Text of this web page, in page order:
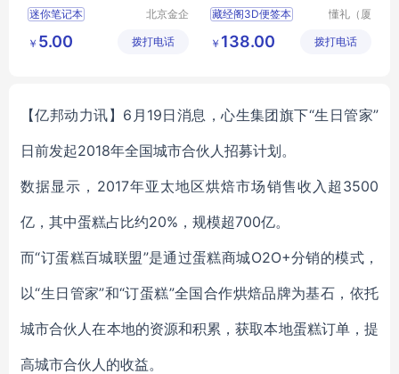
工批发印图 会议记录本低价
定制工厂
迷你笔记本
平装记事本
北京金企
有限公司
￥ 5.00 拨打电话
8
藏经阁3D便签本
懂礼会议送礼品给客户
懂礼（厦
链有限公
￥ 138.00 拨打电话
【亿邦动力讯】6月19日消息，心生集团旗下“生日管家”
日前发起2018年全国城市合伙人招募计划。
数据显示，2017年亚太地区烘焙市场销售收入超3500
亿，其中蛋糕占比约20%，规模超700亿。
而“订蛋糕百城联盟”是通过蛋糕商城O2O+分销的模式，
以“生日管家”和“订蛋糕”全国合作烘焙品牌为基石，依托
城市合伙人在本地的资源和积累，获取本地蛋糕订单，提
高城市合伙人的收益。